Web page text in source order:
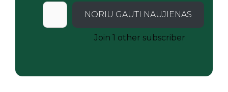
NORIU GAUTI NAUJIENAS
Join 1 other subscriber